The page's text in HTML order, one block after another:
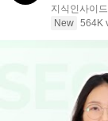
지식인사이드
New 564K